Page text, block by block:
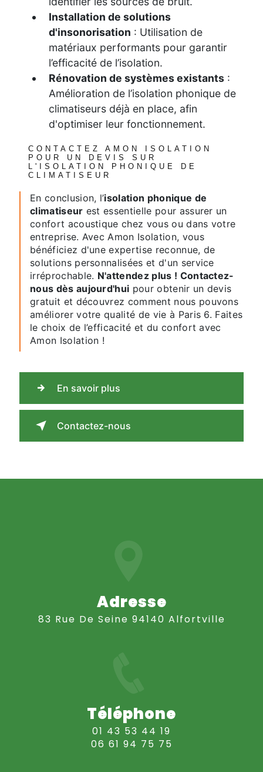
Installation de solutions
d'insonorisation : Utilisation de
matériaux performants pour garantir
l’efficacité de l’isolation.
Rénovation de systèmes existants :
Amélioration de l’isolation phonique de
climatiseurs déjà en place, afin
d'optimiser leur fonctionnement.
CONTACTEZ AMON ISOLATION
POUR UN DEVIS SUR
L'ISOLATION PHONIQUE DE
CLIMATISEUR
En conclusion, l’isolation phonique de
climatiseur est essentielle pour assurer un
confort acoustique chez vous ou dans votre
entreprise. Avec Amon Isolation, vous
bénéficiez d'une expertise reconnue, de
solutions personnalisées et d'un service
irréprochable. N'attendez plus ! Contactez-
nous dès aujourd'hui pour obtenir un devis
gratuit et découvrez comment nous pouvons
améliorer votre qualité de vie à Paris 6. Faites
le choix de l’efficacité et du confort avec
Amon Isolation !
En savoir plus
Contactez-nous
Adresse
83 Rue De Seine 94140 Alfortville
Téléphone
01 43 53 44 19
06 61 94 75 75